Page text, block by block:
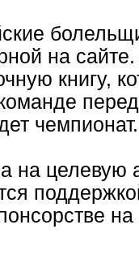
на
книгу,
чемпионат.
на целевую